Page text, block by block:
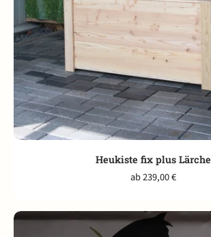
Heukiste fix plus Lärche
ab 239,00 €